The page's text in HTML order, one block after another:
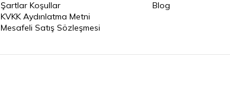
Şartlar Koşullar
KVKK Aydınlatma Metni
Mesafeli Satış Sözleşmesi
Blog